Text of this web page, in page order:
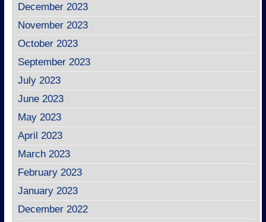
December 2023
November 2023
October 2023
September 2023
July 2023
June 2023
May 2023
April 2023
March 2023
February 2023
January 2023
December 2022